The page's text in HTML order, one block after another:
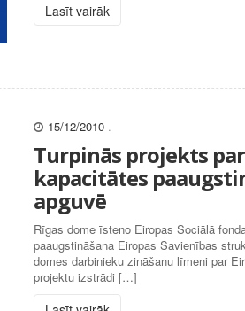
Lasīt vairāk
15/12/2010 .
Turpinās projekts
kapacitātes
apguvē
Rīgas dome īsteno Eiropas Sociālā
paaugstināšana Eiropas Savienības
domes darbinieku zināšanu līmeni par
projektu izstrādi […]